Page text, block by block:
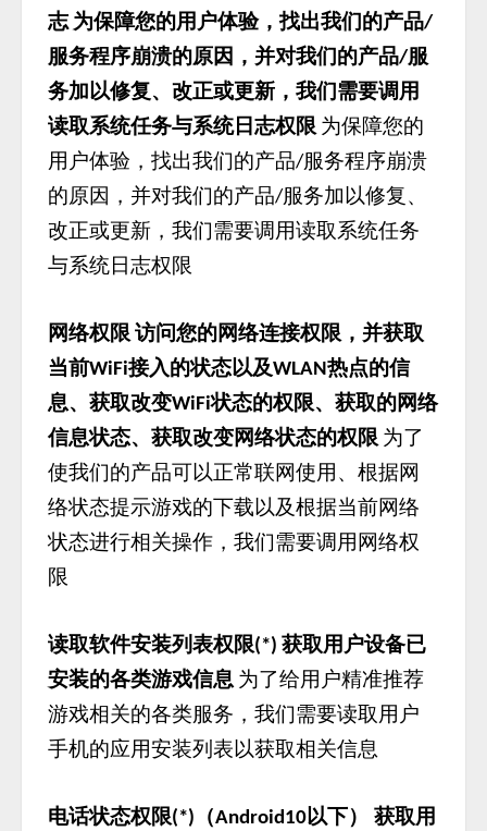
志 为保障您的用户体验，找出我们的产品/
服务程序崩溃的原因，并对我们的产品/服
务加以修复、改正或更新，我们需要调用
读取系统任务与系统日志权限 为保障您的
用户体验，找出我们的产品/服务程序崩溃
的原因，并对我们的产品/服务加以修复、
改正或更新，我们需要调用读取系统任务
与系统日志权限
网络权限 访问您的网络连接权限，并获取
当前WiFi接入的状态以及WLAN热点的信
息、获取改变WiFi状态的权限、获取的网络
信息状态、获取改变网络状态的权限 为了
使我们的产品可以正常联网使用、根据网
络状态提示游戏的下载以及根据当前网络
状态进行相关操作，我们需要调用网络权
限
读取软件安装列表权限(*)获取用户设备已
安装的各类游戏信息 为了给用户精准推荐
游戏相关的各类服务，我们需要读取用户
手机的应用安装列表以获取相关信息
电话状态权限(*) （Android10以下） 获取用